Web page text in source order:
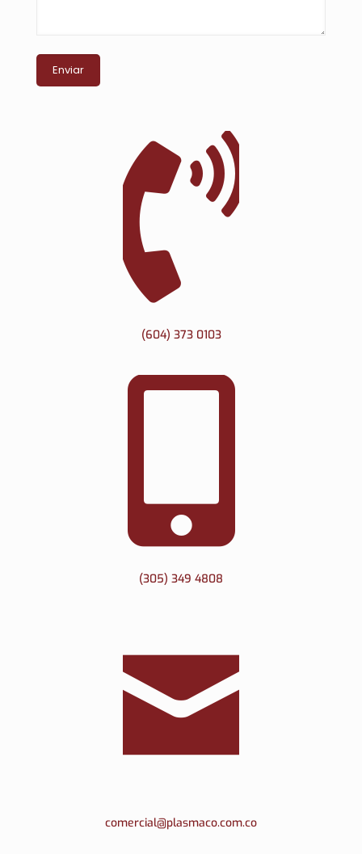
(604) 373 0103
(305) 349 4808
comercial@plasmaco.com.co